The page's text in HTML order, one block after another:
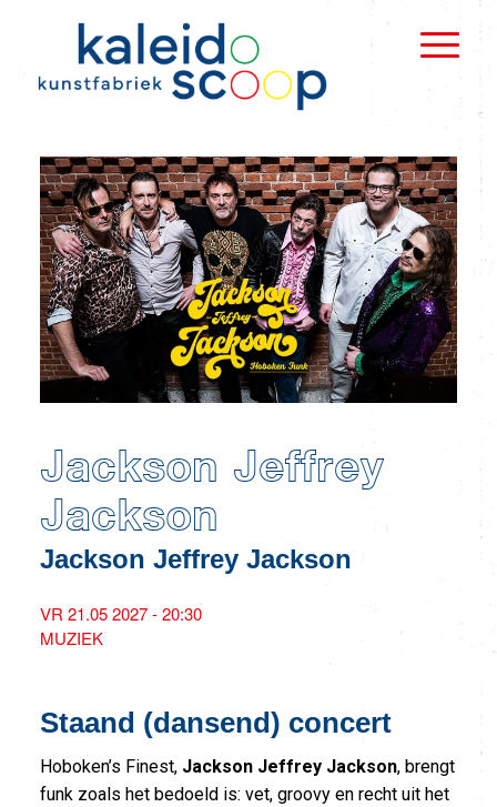
Jackson Jeffrey
Jackson
Jackson Jeffrey Jackson
VR 21.05 2027 - 20:30
MUZIEK
Staand (dansend) concert
Hoboken’s Finest, Jackson Jeffrey Jackson, brengt
funk zoals het bedoeld is: vet, groovy en recht uit het